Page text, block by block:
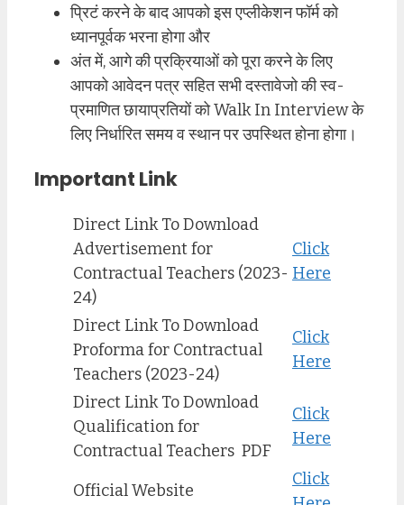
प्रिटं करने के बाद आपको इस एप्लीकेशन फॉर्म को
ध्यानपूर्वक भरना होगा और
अंत में, आगे की प्रक्रियाओं को पूरा करने के लिए
आपको आवेदन पत्र सहित सभी दस्तावेजो की स्व-
प्रमाणित छायाप्रतियों को Walk In Interview के
लिए निर्धारित समय व स्थान पर उपस्थित होना होगा।
Important Link
Direct Link To Download
Advertisement for
Contractual Teachers (2023-
24)
Click
Here
Direct Link To Download
Proforma for Contractual
Teachers (2023-24)
Click
Here
Direct Link To Download
Qualification for
Contractual Teachers PDF
Click
Here
Official Website
Click